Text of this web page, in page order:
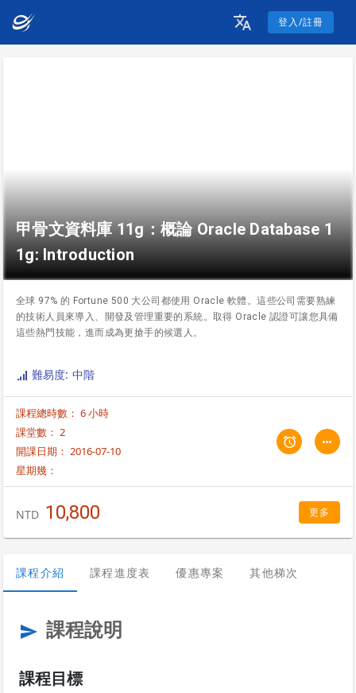
登入/註冊
甲骨文資料庫 11g：概論 Oracle Database 1
1g: Introduction
全球 97% 的 Fortune 500 大公司都使用 Oracle 軟體。這些公司需要熟練
的技術人員來導入、開發及管理重要的系統。取得 Oracle 認證可讓您具備
這些熱門技能，進而成為更搶手的候選人。
難易度: 中階
課程總時數： 6 小時
課堂數： 2
開課日期： 2016-07-10
星期幾：
NTD 10,800 更多
課程介紹 課程進度表 優惠專案 其他梯次
send 課程說明
課程目標